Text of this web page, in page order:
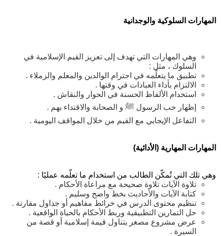
المهارات السلوكية والوجدانية
وهي المهارات التي تهدف إلى تعزيز القيم الإسلامية في
السلوك ، مثل :
تطبيق ما يتعلّمه في احترام الوالدين والمعلم والزملاء .
الالتزام بأداء العبادات في وقتها .
استخدام الألفاظ الحسنة في الحوار والنقاش .
إظهار حب الرسول ﷺ و الصحابة والاقتداء بهم .
التفاعل الإيجابي مع القيم من خلال المواقف اليومية .
المهارات المهارية (الأدائية)
وهي تلك التي تُمكّن الطالب من استخدام ما تعلّمه عمليًا :
تلاوة الآيات تلاوة صحيحة مع مراعاة الأحكام .
كتابة الآيات والأحاديث بخط واضح وسليم .
تنظيم محتوى الدرس في خرائط مفاهيم أو جداول مقارنة .
حل التمارين التطبيقية وربط الأحكام بالحياة الواقعية .
عرض مشروع مصغر يتناول قيمة إسلامية أو قصة من
السيرة .